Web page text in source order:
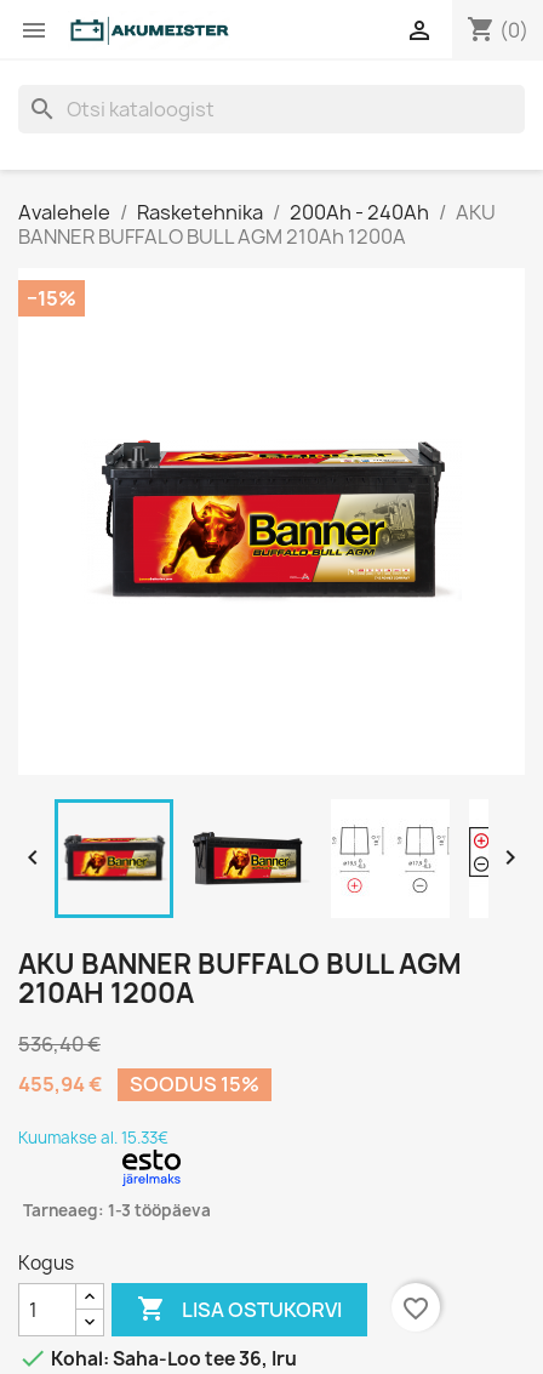
 shopping_cart (0)

search
Avalehele Rasketehnika 200Ah - 240Ah
AKU
BANNER BUFFALO BULL AGM 210Ah 1200A
−15%
 
AKU BANNER BUFFALO BULL AGM
210AH 1200A
536,40 €
455,94 €
SOODUS 15%
Kuumakse al. 15.33€
Tarneaeg: 1-3 tööpäeva
Kogus
 LISA OSTUKORVI
favorite_border
 Kohal: Saha-Loo tee 36, Iru